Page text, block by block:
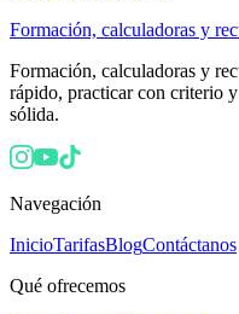
Formación, calculadoras y
Formación, calculadoras y
rápido, practicar con criterio
sólida.
Navegación
InicioTarifasBlogContáctanos
Qué ofrecemos